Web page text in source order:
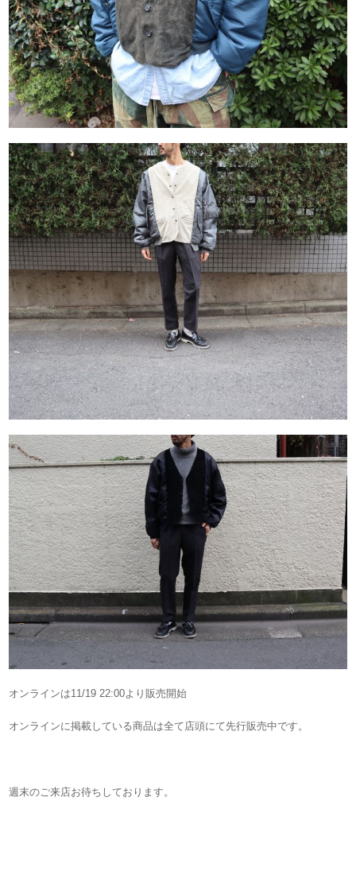
オンラインは11/19 22:00より販売開始
オンラインに掲載している商品は全て店頭にて先行販売中です。
週末のご来店お待ちしております。